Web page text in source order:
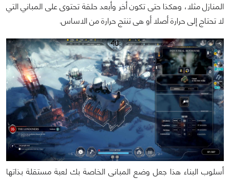
المنازل مثلا، وهكذا حتى تكون أخر وأبعد حلقة تحتوى على المباني التي
لا تحتاج إلى حرارة أصلا أو هى تنتج حرارة من الاساس.
أسلوب البناء هذا جعل وضع المبانى الخاصة بك لعبة مستقلة بذاتها